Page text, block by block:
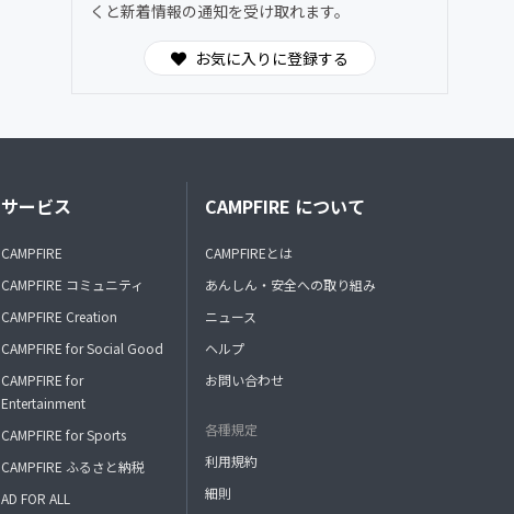
くと新着情報の通知を受け取れます。
お気に入りに登録する
サービス
CAMPFIRE
CAMPFIRE コミュニティ
CAMPFIRE Creation
CAMPFIRE for Social Good
CAMPFIRE for
Entertainment
CAMPFIRE for Sports
CAMPFIRE ふるさと納税
AD FOR ALL
CAMPFIRE について
CAMPFIREとは
あんしん・安全への取り組み
ニュース
ヘルプ
お問い合わせ
各種規定
利用規約
細則